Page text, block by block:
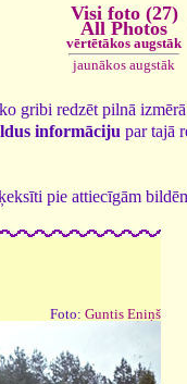
Visi foto (27)
All Photos
vērtētākos augstāk
jaunākos augstāk
gribi redzēt pilnā
informāciju par tajā
pie attiecīgām
Foto: Guntis Eniņš